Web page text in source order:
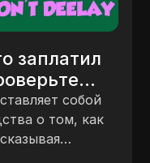
заплатил
собой
о том, как